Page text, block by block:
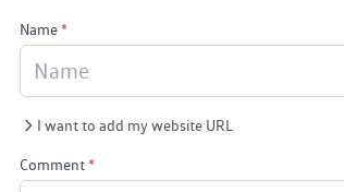
Name *
I want to add my website URL
Comment *